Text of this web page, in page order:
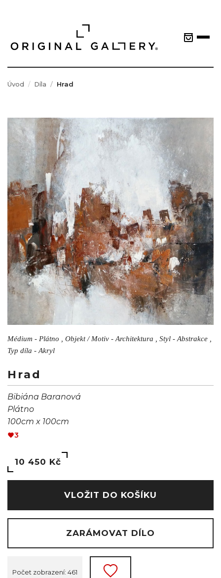
Úvod Díla Hrad
Médium - Plátno , Objekt / Motiv - Architektura , Styl - Abstrakce ,
Typ díla - Akryl
Hrad
Bibiána Baranová
Plátno
100cm x 100cm
3
10 450 Kč
VLOŽIT DO KOŠÍKU
ZARÁMOVAT DÍLO
Počet zobrazení: 461